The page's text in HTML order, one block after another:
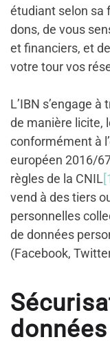
étudiant selon sa
dons, de vous
et financiers, et
votre tour vos
L’IBN s’engage
de manière licite,
conformément à
européen 2016/
règles de la CNIL
vend à des tiers
personnelles
de données
(Facebook,
données